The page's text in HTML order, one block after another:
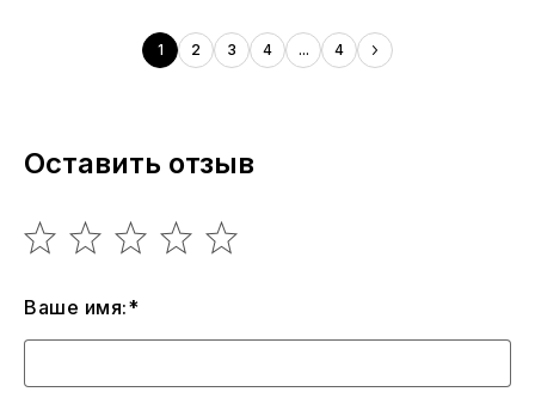
1 2 3 4 ... 4
Оставить отзыв
Ваше имя:*